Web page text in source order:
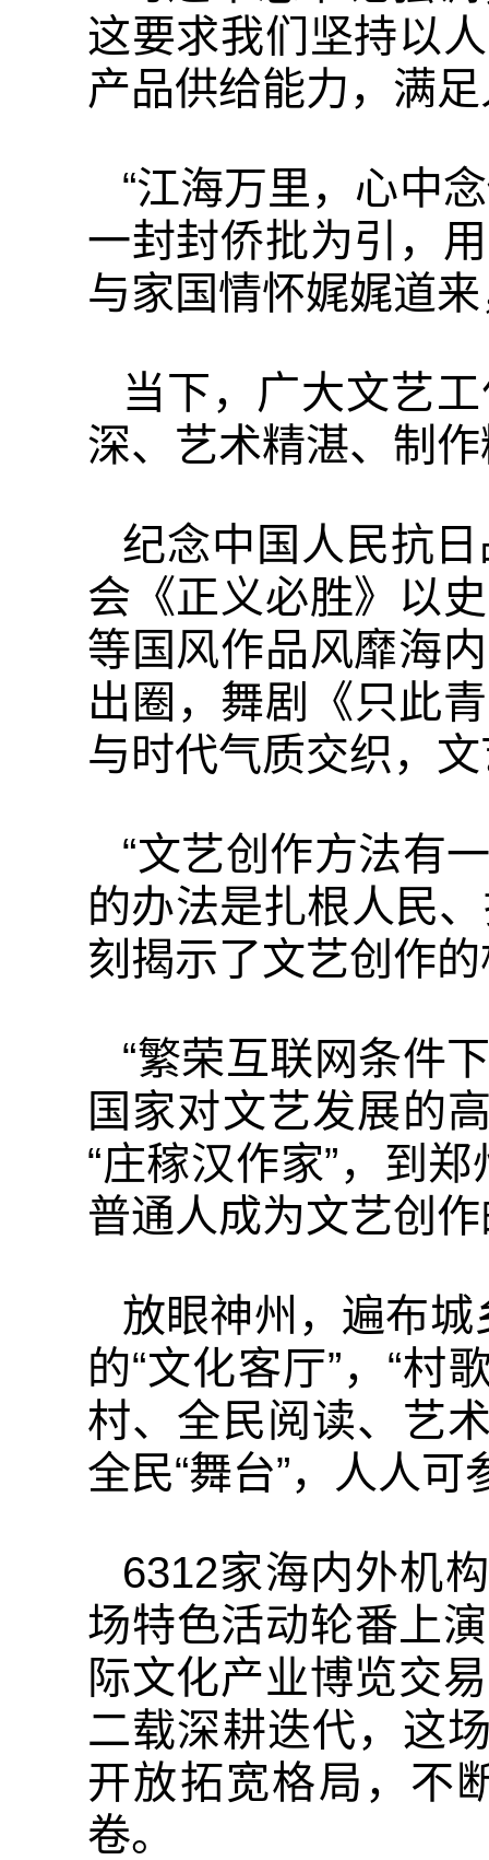
这要求我们坚持以
产品供给能力，满
“江海万里，心中
一封封侨批为引，
与家国情怀娓娓道
当下，广大文艺
深、艺术精湛、制
纪念中国人民抗
会《正义必胜》以
等国风作品风靡海
出圈，舞剧《只此
与时代气质交织，
“文艺创作方法有
的办法是扎根人民
刻揭示了文艺创作
“繁荣互联网条件
国家对文艺发展的
“庄稼汉作家”，到
普通人成为文艺创
放眼神州，遍布
的“文化客厅”，“村
村、全民阅读、艺
全民“舞台”，人人
6312家海内外机
场特色活动轮番上
际文化产业博览交
二载深耕迭代，这
开放拓宽格局，不
卷。